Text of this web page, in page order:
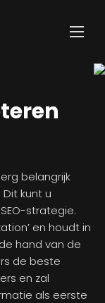
belangrijk
kunt u
strategie.
en houdt in
hand van de
de beste
en zal
als eerste